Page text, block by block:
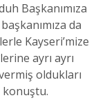
Başkanımıza
da
Kayseri’mize
ayrı ayrı
oldukları
konuştu.